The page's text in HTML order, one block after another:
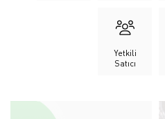
Yetkili
Satıcı